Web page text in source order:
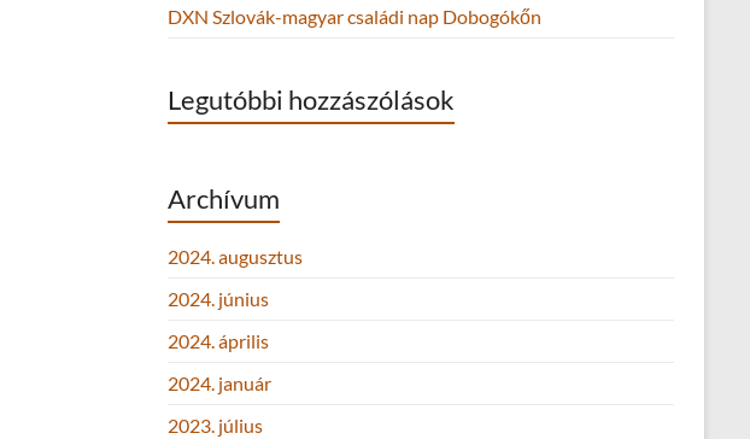
DXN Szlovák-magyar családi nap Dobogókőn
Legutóbbi hozzászólások
Archívum
2024. augusztus
2024. június
2024. április
2024. január
2023. július